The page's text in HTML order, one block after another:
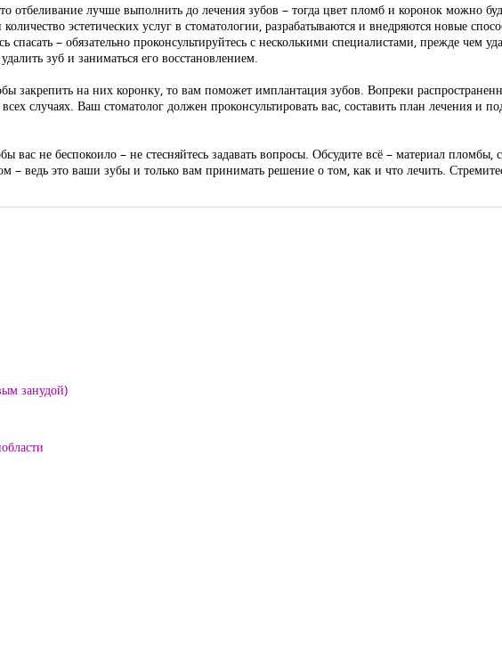
отбеливание лучше выполнить до лечения зубов – тогда цвет пломб и коронок можно
эстетических услуг в стоматологии, разрабатываются и внедряются новые
– обязательно проконсультируйтесь с несколькими специалистами, прежде чем
зуб и заниматься его восстановлением.
закрепить на них коронку, то вам поможет имплантация зубов. Вопреки
случаях. Ваш стоматолог должен проконсультировать вас, составить план лечения и
вас не беспокоило – не стесняйтесь задавать вопросы. Обсудите всё – материал пломбы,
ведь это ваши зубы и только вам принимать решение о том, как и что лечить.
занудой)